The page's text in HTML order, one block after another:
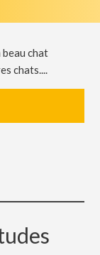
beau chat
chats....